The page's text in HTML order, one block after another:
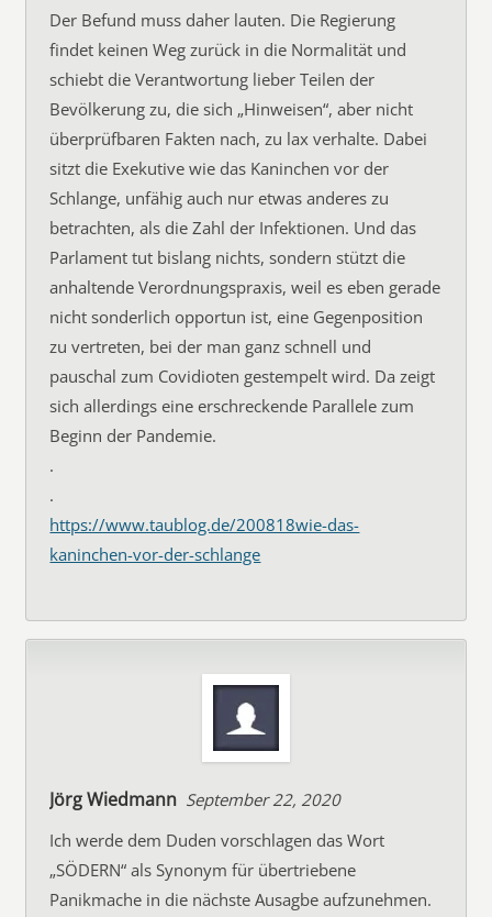
Der Befund muss daher lauten. Die Regierung
findet keinen Weg zurück in die Normalität und
schiebt die Verantwortung lieber Teilen der
Bevölkerung zu, die sich „Hinweisen“, aber nicht
überprüfbaren Fakten nach, zu lax verhalte. Dabei
sitzt die Exekutive wie das Kaninchen vor der
Schlange, unfähig auch nur etwas anderes zu
betrachten, als die Zahl der Infektionen. Und das
Parlament tut bislang nichts, sondern stützt die
anhaltende Verordnungspraxis, weil es eben gerade
nicht sonderlich opportun ist, eine Gegenposition
zu vertreten, bei der man ganz schnell und
pauschal zum Covidioten gestempelt wird. Da zeigt
sich allerdings eine erschreckende Parallele zum
Beginn der Pandemie.
.
.
https://www.taublog.de/200818wie-das-
kaninchen-vor-der-schlange
Jörg Wiedmann September 22, 2020
Ich werde dem Duden vorschlagen das Wort
„SÖDERN“ als Synonym für übertriebene
Panikmache in die nächste Ausagbe aufzunehmen.